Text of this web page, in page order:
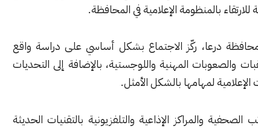
بالمنظومة الإعلامية في المحافظة.
درعا، ركّز الاجتماع بشكل أساسي على دراسة واقع
والصعوبات المهنية واللوجستية، بالإضافة إلى التحديات
لمهامها بالشكل الأمثل.
والمراكز الإذاعية والتلفزيونية بالتقنيات الحديثة